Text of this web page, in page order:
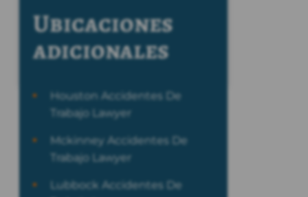
Ubicaciones
adicionales
Houston Accidentes De
Trabajo Lawyer
Mckinney Accidentes De
Trabajo Lawyer
Lubbock Accidentes De